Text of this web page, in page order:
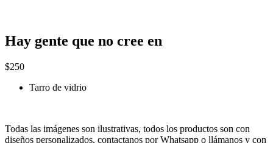
Hay gente que no cree en
$250
Tarro de vidrio
Todas las imágenes son ilustrativas, todos los productos son con
diseños personalizados, contactanos por Whatsapp o llámanos y con